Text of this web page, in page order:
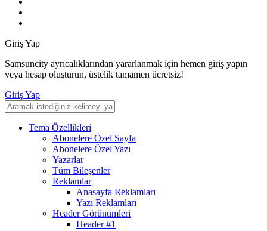
Giriş Yap
Samsuncity ayrıcalıklarından yararlanmak için hemen giriş yapın
veya hesap oluşturun, üstelik tamamen ücretsiz!
Giriş Yap
Tema Özellikleri
Abonelere Özel Sayfa
Abonelere Özel Yazı
Yazarlar
Tüm Bileşenler
Reklamlar
Anasayfa Reklamları
Yazı Reklamları
Header Görünümleri
Header #1